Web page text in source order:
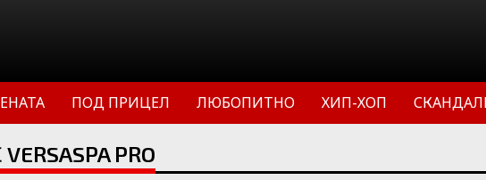
ПОД ПРИЦЕЛ ЛЮБОПИТНО ХИП-ХОП
PRO